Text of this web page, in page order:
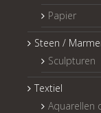
Papier
Steen /
Sculpturen
Textiel
Aquarellen